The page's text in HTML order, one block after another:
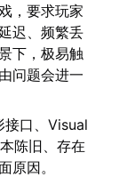
，要求玩家
迟、频繁丢
下，极易触
问题会进一
接口、Visual
陈旧、存在
原因。